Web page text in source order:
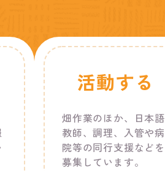
活動する
畑作業のほか、日本語
教師、調理、入管や病
院等の同行支援などを
募集しています。